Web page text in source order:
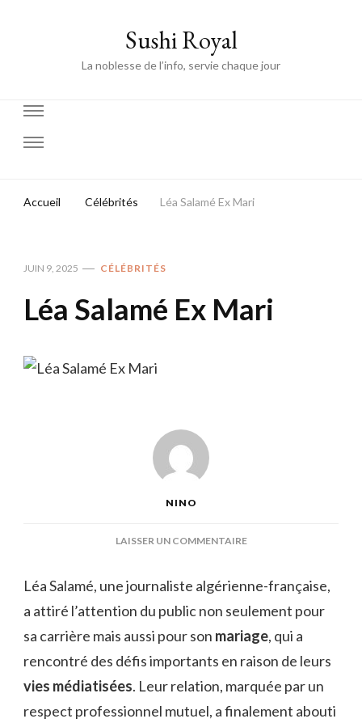
Sushi Royal
La noblesse de l’info, servie chaque jour
Accueil Célébrités Léa Salamé Ex Mari
JUIN 9, 2025 CÉLÉBRITÉS
Léa Salamé Ex Mari
NINO
LAISSER UN COMMENTAIRESUR
EX
MARI
Léa Salamé, une journaliste algérienne-française,
a attiré l’attention du public non seulement pour
sa carrière mais aussi pour son mariage, qui a
rencontré des défis importants en raison de leurs
vies médiatisées. Leur relation, marquée par un
respect professionnel mutuel, a finalement abouti